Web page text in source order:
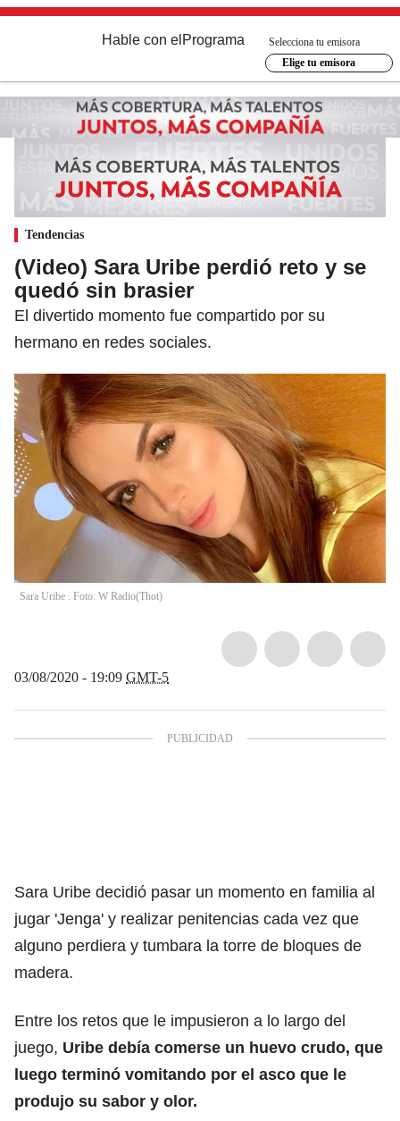
Hable con el Programa
Selecciona tu emisora
Elige tu emisora
Tendencias
(Video) Sara Uribe perdió reto y se
quedó sin brasier
El divertido momento fue compartido por su
hermano en redes sociales.
Sara Uribe . Foto: W Radio(Thot)
03/08/2020 - 19:09 GMT-5
Sara Uribe decidió pasar un momento en familia al
jugar 'Jenga' y realizar penitencias cada vez que
alguno perdiera y tumbara la torre de bloques de
madera.
Entre los retos que le impusieron a lo largo del
juego, Uribe debía comerse un huevo crudo, que
luego terminó vomitando por el asco que le
produjo su sabor y olor.